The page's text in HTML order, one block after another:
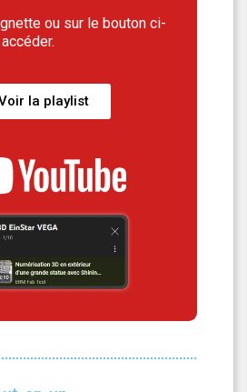
ou sur le bouton ci-
la playlist